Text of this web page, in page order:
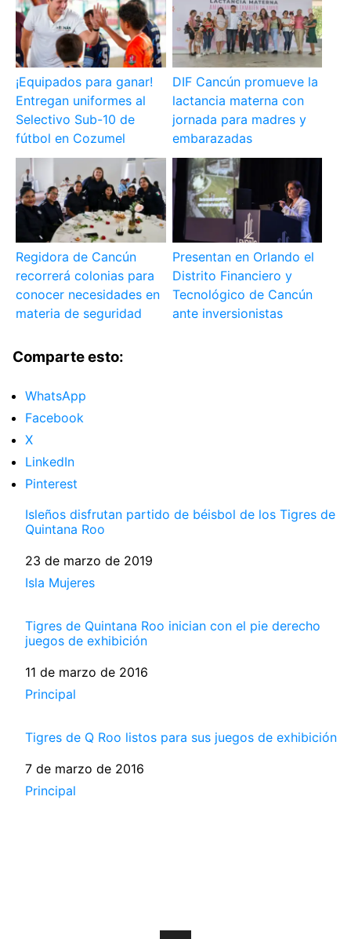
¡Equipados para ganar!
Entregan uniformes al
Selectivo Sub-10 de
fútbol en Cozumel
DIF Cancún promueve la
lactancia materna con
jornada para madres y
embarazadas
Regidora de Cancún
recorrerá colonias para
conocer necesidades en
materia de seguridad
Presentan en Orlando el
Distrito Financiero y
Tecnológico de Cancún
ante inversionistas
Comparte esto:
WhatsApp
Facebook
X
LinkedIn
Pinterest
Isleños disfrutan partido de béisbol de los Tigres de
Quintana Roo
Fecha
23 de marzo de 2019
Respecto a
Isla Mujeres
Tigres de Quintana Roo inician con el pie derecho
juegos de exhibición
Fecha
11 de marzo de 2016
Respecto a
Principal
Tigres de Q Roo listos para sus juegos de exhibición
Fecha
7 de marzo de 2016
Respecto a
Principal